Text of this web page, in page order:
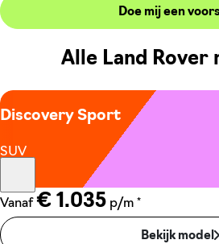
Doe mij een
Alle Land Rover
Discovery Sport
SUV
Vanaf € 1.035 p/m *
Bekijk model